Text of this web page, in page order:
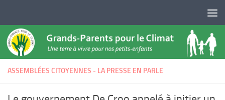
ASSEMBLÉES CITOYENNES - LA PRESSE EN PARLE